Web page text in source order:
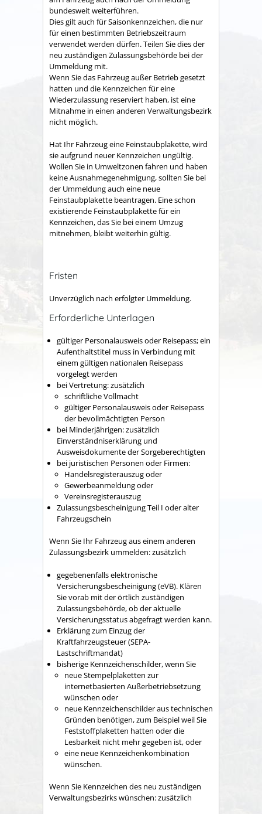
bundesweit weiterführen.
Dies giltauch für Saisonkennzeichen, die nur
für einen bestimmten Betriebszeitraum
verwendet werden dürfen. Teilen Sie dies der
neu zuständigen Zulassungsbehörde bei der
Ummeldung mit.
Wenn Sie das Fahrzeug außer Betrieb gesetzt
hatten und die Kennzeichen für eine
Wiederzulassung reserviert haben, ist eine
Mitnahme in einen anderen Verwaltungsbezirk
nicht möglich.
Hat Ihr Fahrzeug eine Feinstaubplakette, wird
sie aufgrund neuer Kennzeichen ungültig.
Wollen Sie in Umweltzonen fahren und haben
keine Ausnahmegenehmigung, sollten Sie bei
der Ummeldung auch eine neue
Feinstaubplakette beantragen. Eine schon
existierende Feinstaubplakette für ein
Kennzeichen, das Sie bei einem Umzug
mitnehmen, bleibt weiterhin gültig.
Fristen
Unverzüglich nach erfolgter Ummeldung.
Erforderliche Unterlagen
gültiger Personalausweis oder Reisepass; ein
Aufenthaltstitel muss in Verbindung mit
einem gültigen nationalen Reisepass
vorgelegt werden
bei Vertretung: zusätzlich
schriftliche Vollmacht
gültiger Personalausweis oder Reisepass
der bevollmächtigten Person
bei Minderjährigen: zusätzlich
Einverständniserklärung und
Ausweisdokumente der Sorgeberechtigten
bei juristischen Personen oder Firmen:
Handelsregisterauszug oder
Gewerbeanmeldung oder
Vereinsregisterauszug
Zulassungsbescheinigung Teil I oder alter
Fahrzeugschein
Wenn Sie Ihr Fahrzeug aus einem anderen
Zulassungsbezirk ummelden: zusätzlich
gegebenenfalls elektronische
Versicherungsbescheinigung (eVB). Klären
Sie vorab mit der örtlich zuständigen
Zulassungsbehörde, ob der aktuelle
Versicherungsstatus abgefragt werden kann.
Erklärung zum Einzug der
Kraftfahrzeugsteuer (SEPA-
Lastschriftmandat)
bisherige Kennzeichenschilder, wenn Sie
neue Stempelplaketten zur
internetbasierten Außerbetriebsetzung
wünschen oder
neue Kennzeichenschilder aus technischen
Gründen benötigen, zum Beispiel weil Sie
Feststoffplaketten hatten oder die
Lesbarkeit nicht mehr gegeben ist, oder
eine neue Kennzeichenkombination
wünschen.
Wenn Sie Kennzeichen des neu zuständigen
Verwaltungsbezirks wünschen: zusätzlich